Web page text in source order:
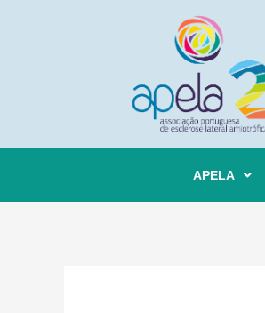
APELA